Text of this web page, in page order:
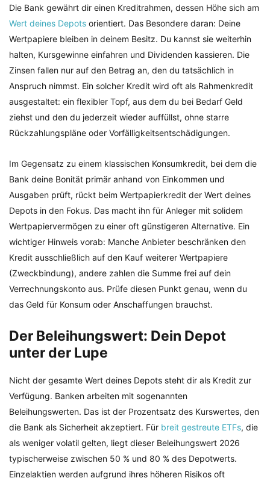
Die Bank gewährt dir einen Kreditrahmen, dessen Höhe sich am
Wert deines Depots orientiert. Das Besondere daran: Deine
Wertpapiere bleiben in deinem Besitz. Du kannst sie weiterhin
halten, Kursgewinne einfahren und Dividenden kassieren. Die
Zinsen fallen nur auf den Betrag an, den du tatsächlich in
Anspruch nimmst. Ein solcher Kredit wird oft als Rahmenkredit
ausgestaltet: ein flexibler Topf, aus dem du bei Bedarf Geld
ziehst und den du jederzeit wieder auffüllst, ohne starre
Rückzahlungspläne oder Vorfälligkeitsentschädigungen.
Im Gegensatz zu einem klassischen Konsumkredit, bei dem die
Bank deine Bonität primär anhand von Einkommen und
Ausgaben prüft, rückt beim Wertpapierkredit der Wert deines
Depots in den Fokus. Das macht ihn für Anleger mit solidem
Wertpapiervermögen zu einer oft günstigeren Alternative. Ein
wichtiger Hinweis vorab: Manche Anbieter beschränken den
Kredit ausschließlich auf den Kauf weiterer Wertpapiere
(Zweckbindung), andere zahlen die Summe frei auf dein
Verrechnungskonto aus. Prüfe diesen Punkt genau, wenn du
das Geld für Konsum oder Anschaffungen brauchst.
Der Beleihungswert: Dein Depot
unter der Lupe
Nicht der gesamte Wert deines Depots steht dir als Kredit zur
Verfügung. Banken arbeiten mit sogenannten
Beleihungswerten. Das ist der Prozentsatz des Kurswertes, den
die Bank als Sicherheit akzeptiert. Für breit gestreute ETFs, die
als weniger volatil gelten, liegt dieser Beleihungswert 2026
typischerweise zwischen 50 % und 80 % des Depotwerts.
Einzelaktien werden aufgrund ihres höheren Risikos oft